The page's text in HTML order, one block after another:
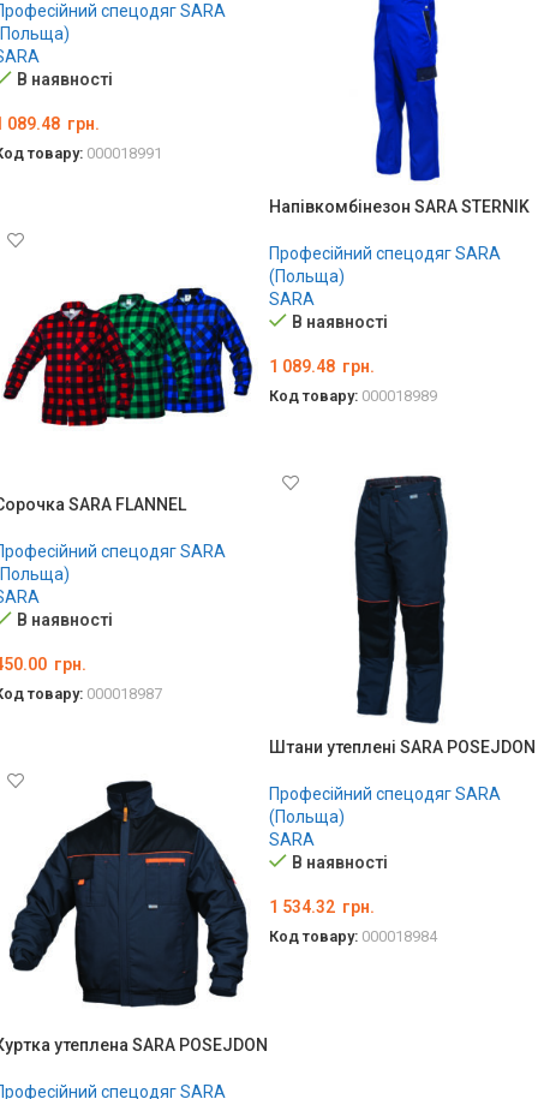
спецодяг SARA
В наявності
089.48 грн.
товару: 000018991
Напівкомбінезон SARA STERNIK
Професійний спецодяг SARA
(Польща)
SARA
В наявності
1 089.48 грн.
Код товару: 000018989
SARA FLANNEL
спецодяг SARA
В наявності
грн.
товару: 000018987
Штани утеплені SARA POSEJDON
Професійний спецодяг SARA
(Польща)
SARA
В наявності
1 534.32 грн.
Код товару: 000018984
утеплена SARA POSEJDON
спецодяг SARA